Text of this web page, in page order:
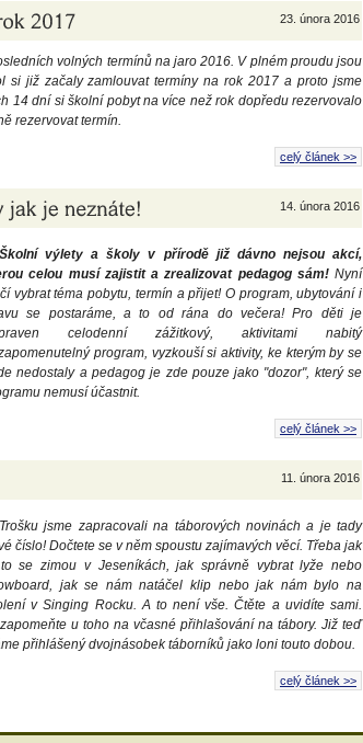
23. února 2016
volných termínů na jaro 2016. V plném proudu jsou
si již začaly zamlouvat termíny na rok 2017 a proto jsme
14 dní si školní pobyt na více než rok dopředu rezervovalo
rezervovat termín.
celý článek >>
14. února 2016
Školní výlety a školy v přírodě již dávno nejsou akcí,
celou musí zajistit a zrealizovat pedagog sám!Nyní
vybrat téma pobytu, termín a přijet! O program, ubytování i
se postaráme, a to od rána do večera! Pro děti je
celodenní zážitkový, aktivitami nabitý
program, vyzkouší si aktivity, ke kterým by se
nedostaly a pedagog je zde pouze jako "dozor", který se
nemusí účastnit.
celý článek >>
11. února 2016
Trošku jsme zapracovali na táborových novinách a je tady
číslo! Dočtete se v něm spoustu zajímavých věcí. Třeba jak
se zimou v Jeseníkách, jak správně vybrat lyže nebo
jak se nám natáčel klip nebo jak nám bylo na
v Singing Rocku. A to není vše. Čtěte a uvidíte sami.
u toho na včasné přihlašování na tábory. Již teď
přihlášený dvojnásobek táborníků jako loni touto dobou.
celý článek >>